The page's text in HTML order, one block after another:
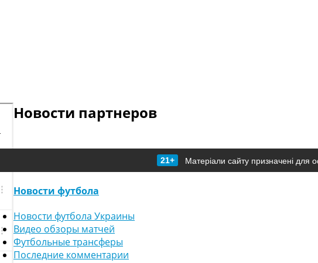
Новости партнеров
21+ Матеріали сайту призначені для
Новости футбола
Новости футбола Украины
Видео обзоры матчей
Футбольные трансферы
Последние комментарии